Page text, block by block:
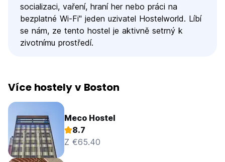
socializaci, vaření, hraní her nebo práci na
bezplatné Wi-Fi" jeden uzivatel Hostelworld. Líbí
se nám, ze tento hostel je aktivně setrný k
zivotnímu prostředí.
Více hostely v Boston
Meco Hostel
8.7
Z €65.40